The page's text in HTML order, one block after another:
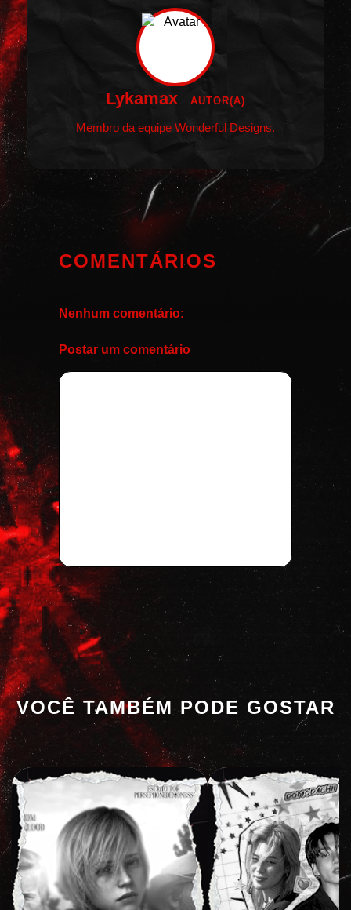
Lykamax AUTOR(A)
Membro da equipe Wonderful Designs.
COMENTÁRIOS
Nenhum comentário:
Postar um comentário
VOCÊ TAMBÉM PODE GOSTAR